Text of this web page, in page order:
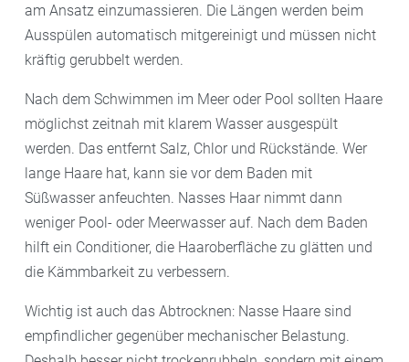
am Ansatz einzumassieren. Die Längen werden beim
Ausspülen automatisch mitgereinigt und müssen nicht
kräftig gerubbelt werden.
Nach dem Schwimmen im Meer oder Pool sollten Haare
möglichst zeitnah mit klarem Wasser ausgespült
werden. Das entfernt Salz, Chlor und Rückstände. Wer
lange Haare hat, kann sie vor dem Baden mit
Süßwasser anfeuchten. Nasses Haar nimmt dann
weniger Pool- oder Meerwasser auf. Nach dem Baden
hilft ein Conditioner, die Haaroberfläche zu glätten und
die Kämmbarkeit zu verbessern.
Wichtig ist auch das Abtrocknen: Nasse Haare sind
empfindlicher gegenüber mechanischer Belastung.